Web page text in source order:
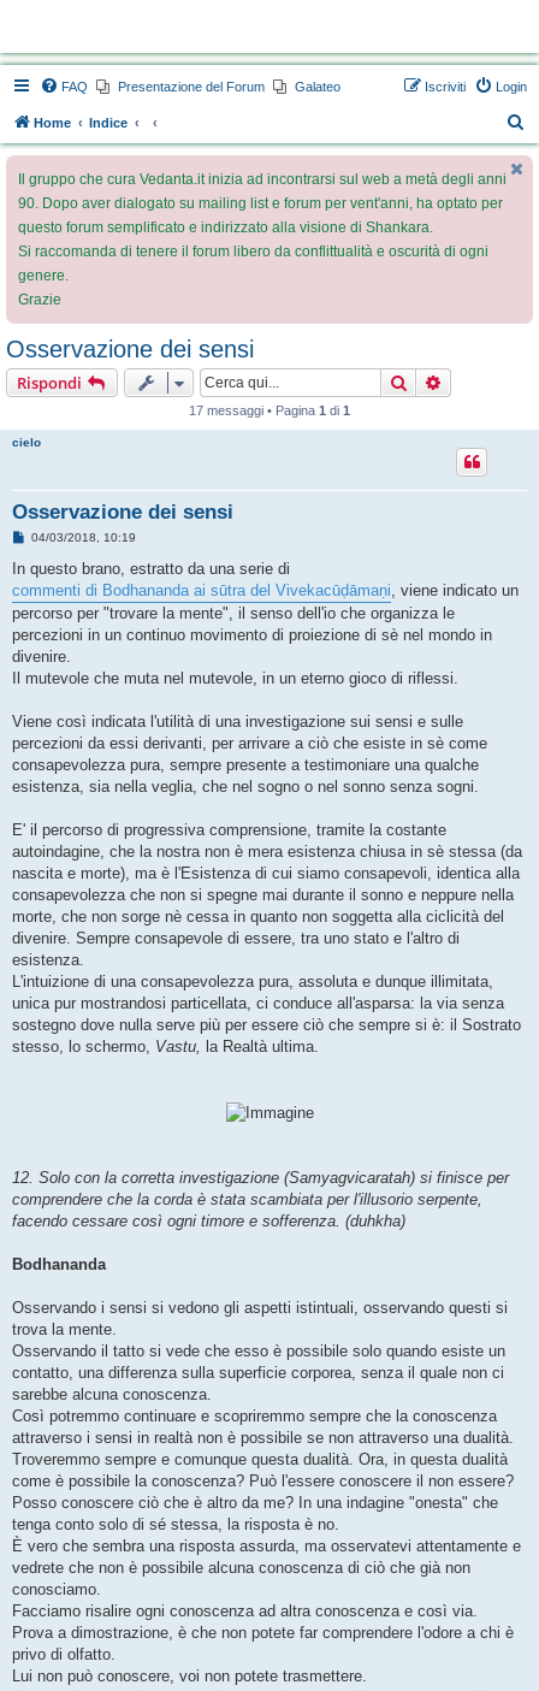
FAQ Presentazione del Forum Galateo Login
Iscriviti
Home Indice
e
Il gruppo che cura Vedanta.it inizia ad incontrarsi sul web a metà degli anni
90. Dopo aver dialogato su mailing list e forum per vent'anni, ha optato per
questo forum semplificato e indirizzato alla visione di Shankara.
Si raccomanda di tenere il forum libero da conflittualità e oscurità di ogni
genere.
Grazie
Osservazione dei sensi
Rispondi Cerca
17 messaggi • Pagina 1 di 1
cielo
Osservazione dei sensi
M
s
a
g
g
i
o
04/03/2018, 10:19
In questo brano, estratto da una serie di
commenti di Bodhananda ai sūtra del Vivekacūḍāmaṇi, viene indicato un
percorso per "trovare la mente", il senso dell'io che organizza le
percezioni in un continuo movimento di proiezione di sè nel mondo in
divenire.
Il mutevole che muta nel mutevole, in un eterno gioco di riflessi.
Viene così indicata l'utilità di una investigazione sui sensi e sulle
percezioni da essi derivanti, per arrivare a ciò che esiste in sè come
consapevolezza pura, sempre presente a testimoniare una qualche
esistenza, sia nella veglia, che nel sogno o nel sonno senza sogni.
E' il percorso di progressiva comprensione, tramite la costante
autoindagine, che la nostra non è mera esistenza chiusa in sè stessa (da
nascita e morte), ma è l'Esistenza di cui siamo consapevoli, identica alla
consapevolezza che non si spegne mai durante il sonno e neppure nella
morte, che non sorge nè cessa in quanto non soggetta alla ciclicità del
divenire. Sempre consapevole di essere, tra uno stato e l'altro di
esistenza.
L'intuizione di una consapevolezza pura, assoluta e dunque illimitata,
unica pur mostrandosi particellata, ci conduce all'asparsa: la via senza
sostegno dove nulla serve più per essere ciò che sempre si è: il Sostrato
stesso, lo schermo, Vastu, la Realtà ultima.
12. Solo con la corretta investigazione (Samyagvicaratah) si finisce per
comprendere che la corda è stata scambiata per l'illusorio serpente,
facendo cessare così ogni timore e sofferenza. (duhkha)
Bodhananda
Osservando i sensi si vedono gli aspetti istintuali, osservando questi si
trova la mente.
Osservando il tatto si vede che esso è possibile solo quando esiste un
contatto, una differenza sulla superficie corporea, senza il quale non ci
sarebbe alcuna conoscenza.
Così potremmo continuare e scopriremmo sempre che la conoscenza
attraverso i sensi in realtà non è possibile se non attraverso una dualità.
Troveremmo sempre e comunque questa dualità. Ora, in questa dualità
come è possibile la conoscenza? Può l'essere conoscere il non essere?
Posso conoscere ciò che è altro da me? In una indagine "onesta" che
tenga conto solo di sé stessa, la risposta è no.
È vero che sembra una risposta assurda, ma osservatevi attentamente e
vedrete che non è possibile alcuna conoscenza di ciò che già non
conosciamo.
Facciamo risalire ogni conoscenza ad altra conoscenza e così via.
Prova a dimostrazione, è che non potete far comprendere l'odore a chi è
privo di olfatto.
Lui non può conoscere, voi non potete trasmettere.